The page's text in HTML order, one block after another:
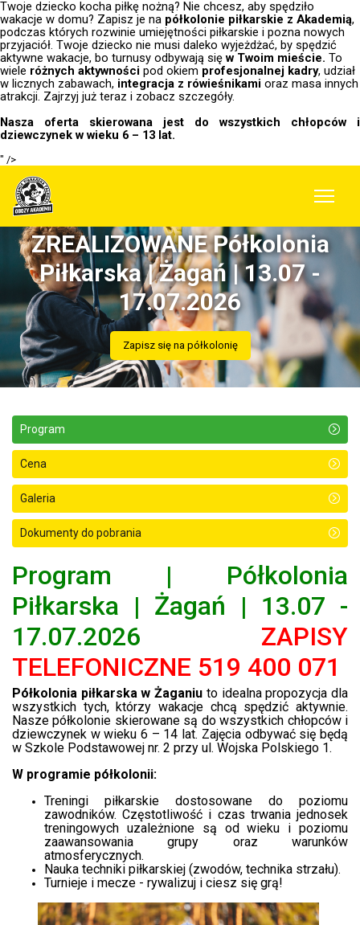
Twoje dziecko kocha piłkę nożną? Nie chcesz, aby spędziło
wakacje w domu? Zapisz je na półkolonie piłkarskie z Akademią,
podczas których rozwinie umiejętności piłkarskie i pozna nowych
przyjaciół. Twoje dziecko nie musi daleko wyjeżdżać, by spędzić
aktywne wakacje, bo turnusy odbywają się w Twoim mieście. To
wiele różnych aktywności pod okiem profesjonalnej kadry, udział
w licznych zabawach, integracja z rówieśnikami oraz masa innych
atrakcji. Zajrzyj już teraz i zobacz szczegóły.
Nasza oferta skierowana jest do wszystkich chłopców i
dziewczynek w wieku 6 – 13 lat.
" />
ZREALIZOWANE Półkolonia
Piłkarska | Żagań | 13.07 -
17.07.2026
Zapisz się na półkolonię
Program
Cena
Galeria
Dokumenty do pobrania
Program | Półkolonia
Piłkarska | Żagań | 13.07 -
17.07.2026 ZAPISY
TELEFONICZNE 519 400 071
Półkolonia piłkarska w Żaganiu to idealna propozycja dla
wszystkich tych, którzy wakacje chcą spędzić aktywnie.
Nasze półkolonie skierowane są do wszystkich chłopców i
dziewczynek w wieku 6 – 14 lat. Zajęcia odbywać się będą
w Szkole Podstawowej nr. 2 przy ul. Wojska Polskiego 1.
W programie półkolonii:
Treningi piłkarskie dostosowane do poziomu
zawodników. Częstotliwość i czas trwania jednosek
treningowych uzależnione są od wieku i poziomu
zaawansowania grupy oraz warunków
atmosferycznych.
Nauka techniki piłkarskiej (zwodów, technika strzału).
Turnieje i mecze - rywalizuj i ciesz się grą!